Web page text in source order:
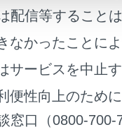
の機器によっては、視
ーブルおよび接続す
る機器の電源は、機
ソケットを使用すると
書」をご覧ください）
信等することは
なかったことに
ービスを中止す
便性向上のため
口（0800-700-